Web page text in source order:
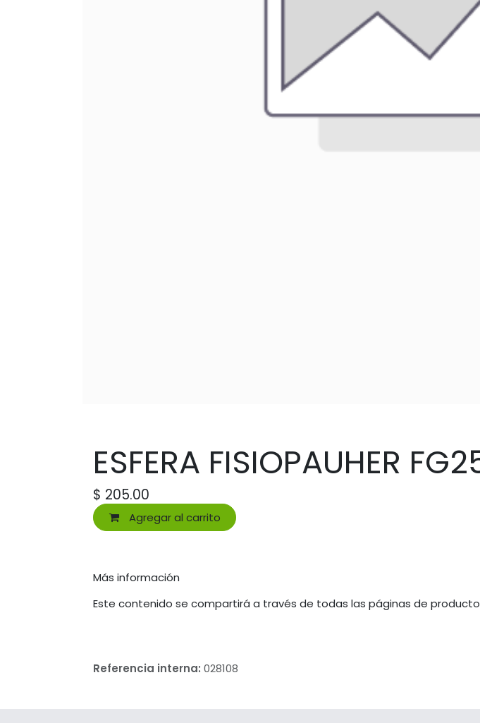
ESFERA FISIOPAUHER
$ 205.00
Agregar al carrito
Más información
Este contenido se compartirá a través de todas las páginas de
Referencia interna: 028108